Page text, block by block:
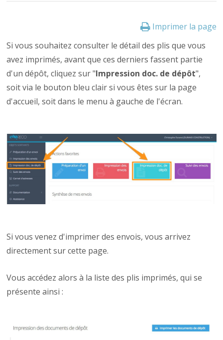
Imprimer la page
Si vous souhaitez consulter le détail des plis que vous
avez imprimés, avant que ces derniers fassent partie
d'un dépôt,cliquez sur "Impression doc. de dépôt",
soit via le bouton bleu clair si vous êtes sur la page
d'accueil, soit dans le menu à gauche de l'écran.
Si vous venez d'imprimer des envois, vous arrivez
directement sur cette page.
Vous accédez alors à la liste des plis imprimés, qui se
présente ainsi :